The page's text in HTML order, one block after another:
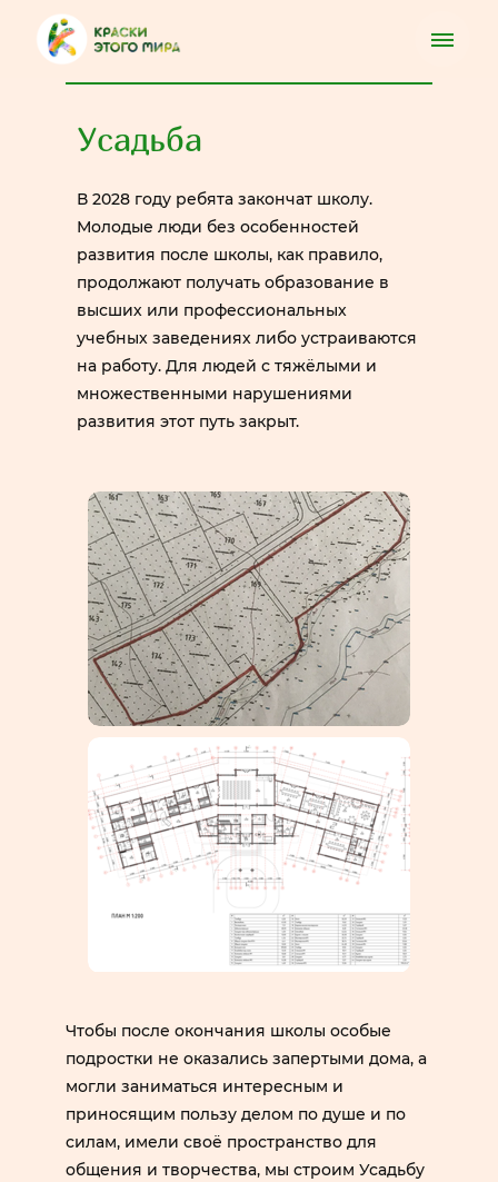
Усадьба
В 2028 году ребята закончат школу.
Молодые люди без особенностей
развития после школы, как правило,
продолжают получать образование в
высших или профессиональных
учебных заведениях либо устраиваются
на работу. Для людей с тяжёлыми и
множественными нарушениями
развития этот путь закрыт.
Чтобы после окончания школы особые
подростки не оказались запертыми дома, а
могли заниматься интересным и
приносящим пользу делом по душе и по
силам, имели своё пространство для
общения и творчества, мы строим Усадьбу